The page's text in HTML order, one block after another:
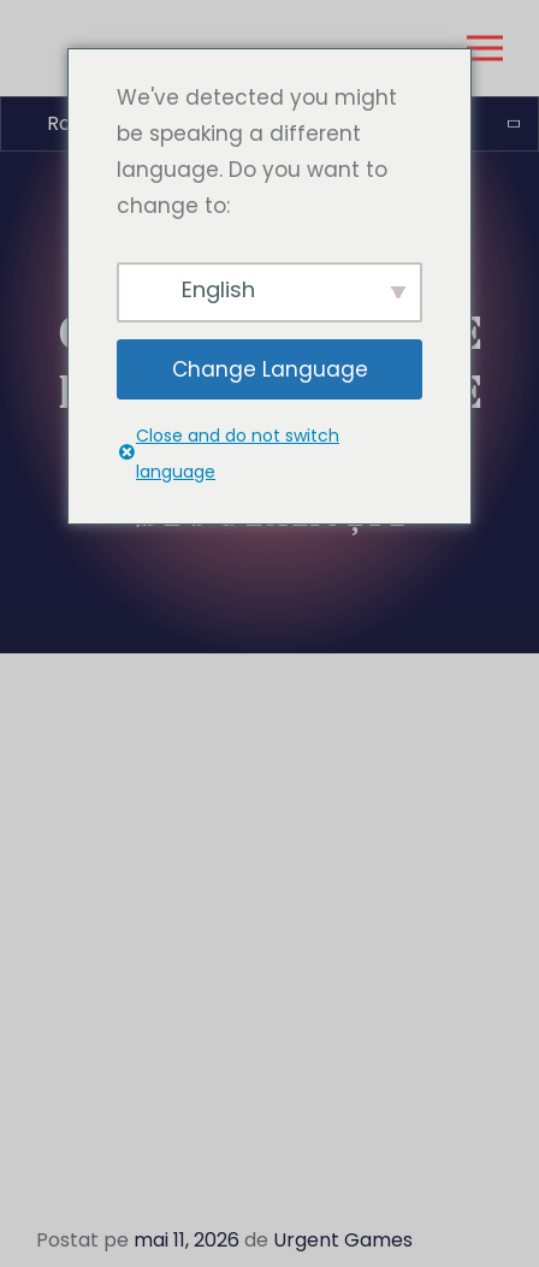
Română
SEMNALE
GEOGRAFICE ȘI DE
PE DISPOZITIV: CE
SĂ URMĂRIȚI ÎN
SIGURANȚĂ
Postat pe mai 11, 2026 de Urgent Games
We've detected you might
be speaking a different
language. Do you want to
change to:
English
Change Language
Close and do not switch
language